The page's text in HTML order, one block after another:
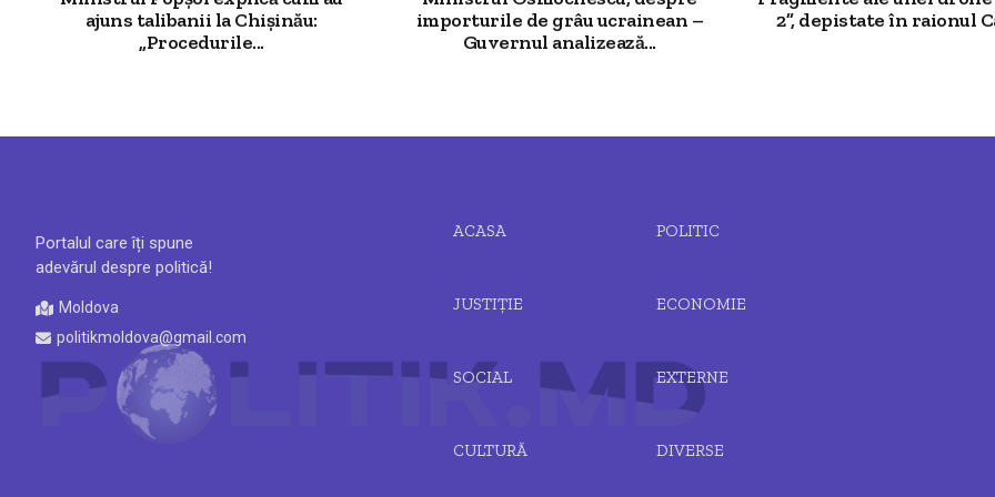
ajuns talibanii la Chișinău:
„Procedurile...
importurile de grâu ucrainean –
Guvernul analizează...
2”, depistate în raionul
Portalul care îți spune
adevărul despre politică!
Moldova
politikmoldova@gmail.com
ACASA POLITIC
JUSTIȚIE ECONOMIE
SOCIAL EXTERNE
CULTURĂ DIVERSE